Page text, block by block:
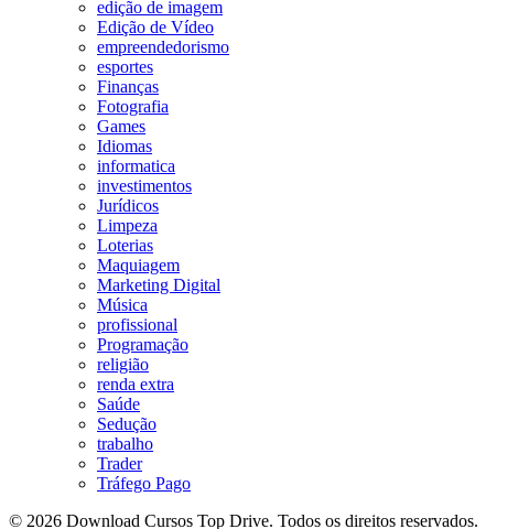
edição de imagem
Edição de Vídeo
empreendedorismo
esportes
Finanças
Fotografia
Games
Idiomas
informatica
investimentos
Jurídicos
Limpeza
Loterias
Maquiagem
Marketing Digital
Música
profissional
Programação
religião
renda extra
Saúde
Sedução
trabalho
Trader
Tráfego Pago
© 2026 Download Cursos Top Drive. Todos os direitos reservados.